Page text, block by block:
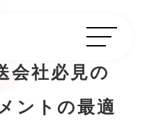
会社必見の
ントの最適